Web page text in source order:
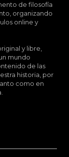
de filosofía
organizando
online y
y libre,
mundo
de las
historia, por
como en